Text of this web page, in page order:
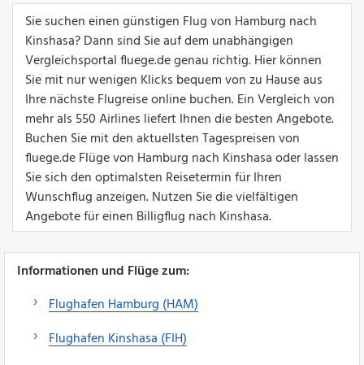
Sie suchen einen günstigen Flug von Hamburg nach
Kinshasa? Dann sind Sie auf dem unabhängigen
Vergleichsportal fluege.de genau richtig. Hier können
Sie mit nur wenigen Klicks bequem von zu Hause aus
Ihre nächste Flugreise online buchen. Ein Vergleich von
mehr als 550 Airlines liefert Ihnen die besten Angebote.
Buchen Sie mit den aktuellsten Tagespreisen von
fluege.de Flüge von Hamburg nach Kinshasa oder lassen
Sie sich den optimalsten Reisetermin für Ihren
Wunschflug anzeigen. Nutzen Sie die vielfältigen
Angebote für einen Billigflug nach Kinshasa.
Informationen und Flüge zum:
Flughafen Hamburg (HAM)
Flughafen Kinshasa (FIH)